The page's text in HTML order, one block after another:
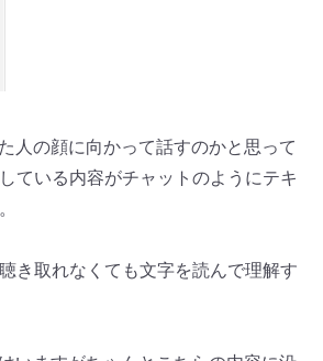
人の顔に向かって話すのかと思って
ている内容がチャットのようにテキ
き取れなくても文字を読んで理解す